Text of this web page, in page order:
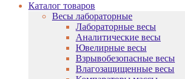
Каталог товаров
Весы лабораторные
Лабораторные весы
Аналитические весы
Ювелирные весы
Взрывобезопасные весы
Влагозащищенные весы